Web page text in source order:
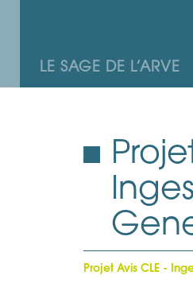
LE SAGE DE L’ARVE
Projet Avis CLE -